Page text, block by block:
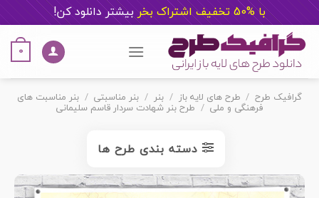
با %50 تخفیف اشتراک بخر بیشتر دانلود کن!
content
0
گرافیک طرح / طرح های لایه باز / بنر / بنر مناسبتی / بنر مناسبت های
فرهنگی و ملی / طرح بنر شهادت سردار قاسم سلیمانی
دسته بندی طرح ها